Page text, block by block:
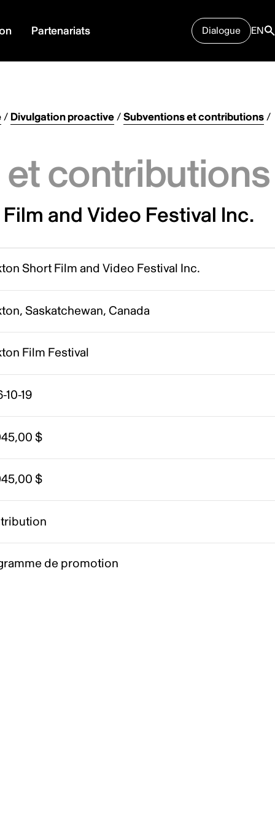
Partenariats Dialogue EN
/ Divulgation proactive/Subventions et contributions/
contributions
and Video Festival Inc.
Short Film and Video Festival Inc.
Saskatchewan, Canada
Film Festival
10-19
$
$
de promotion